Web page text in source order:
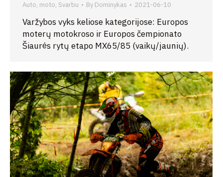
Auto, moto, Svarbu By Dominykas 2021-06-10
Varžybos vyks keliose kategorijose: Europos
moterų motokroso ir Europos čempionato
Šiaurės rytų etapo MX65/85 (vaikų/jaunių).